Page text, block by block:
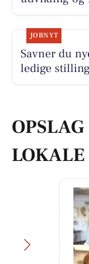
JOBNYT
Savner du
ledige
OPSLAG
LOKALE